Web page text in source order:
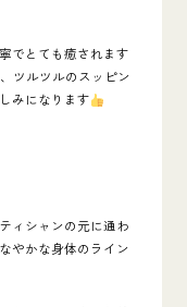
でとても癒されます
ツルツルのスッピン
みになります
ィシャンの元に通わ
やかな身体のライン